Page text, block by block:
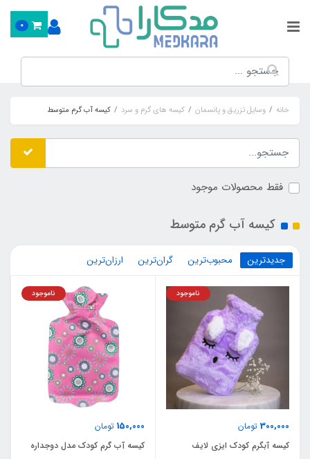
0
خانه وسایل تزریق و پانسمان کیسه های گرم و سرد کیسه آب گرم متوسط
فقط محصولات موجود
کیسه آب گرم متوسط
جدیدترین محبوب‌ترین گران‌ترین ارزان‌ترین
300,000 تومان
ناموجود
کیسه آبگرم کودک ایزی لایف
150,000 تومان
ناموجود
کیسه آب گرم کودک مدل دوجداره